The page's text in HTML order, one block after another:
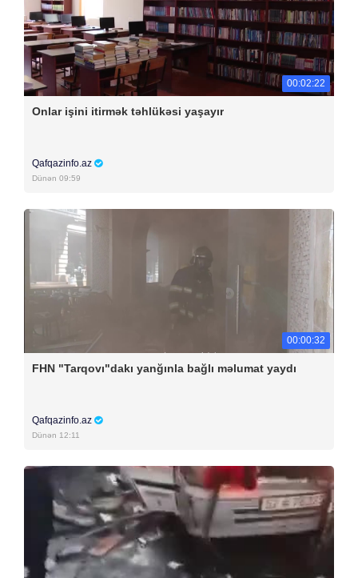
00:02:22
Onlar işini itirmək təhlükəsi yaşayır
Qafqazinfo.az
Dünən 09:59
00:00:32
FHN "Tarqovı"dakı yanğınla bağlı məlumat yaydı
Qafqazinfo.az
Dünən 12:11